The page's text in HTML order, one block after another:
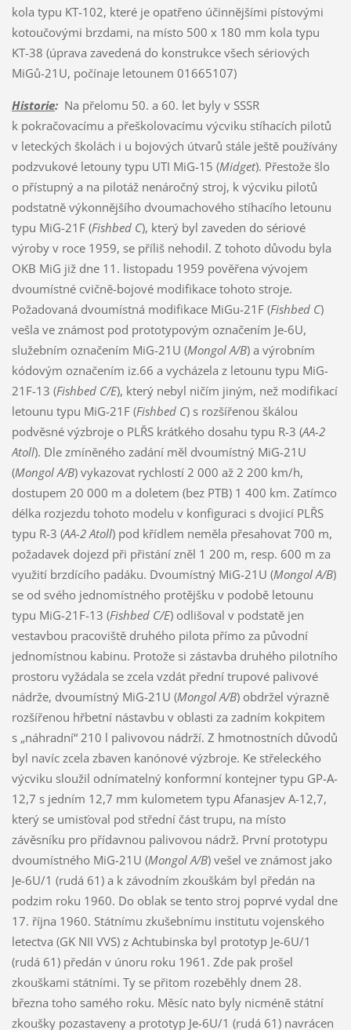
kola typu KT-102, které je opatřeno účinnějšími pístovými
kotoučovými brzdami, na místo 500 x 180 mm kola typu
KT-38 (úprava zavedená do konstrukce všech sériových
MiGů-21U, počínaje letounem 01665107)
Historie:Na přelomu 50. a 60. let byly v SSSR
k pokračovacímu a přeškolovacímu výcviku stíhacích pilotů
v leteckých školách i u bojových útvarů stále ještě používány
podzvukové letouny typu UTI MiG-15 (Midget). Přestože šlo
o přístupný a na pilotáž nenáročný stroj, k výcviku pilotů
podstatně výkonnějšího dvoumachového stíhacího letounu
typu MiG-21F (Fishbed C), který byl zaveden do sériové
výroby v roce 1959, se příliš nehodil. Z tohoto důvodu byla
OKB MiG již dne 11. listopadu 1959 pověřena vývojem
dvoumístné cvičně-bojové modifikace tohoto stroje.
Požadovaná dvoumístná modifikace MiGu-21F (Fishbed C)
vešla ve známost pod prototypovým označením Je-6U,
služebním označením MiG-21U (Mongol A/B) a výrobním
kódovým označením iz.66 a vycházela z letounu typu MiG-
21F-13 (Fishbed C/E), který nebyl ničím jiným, než modifikací
letounu typu MiG-21F (Fishbed C) s rozšířenou škálou
podvěsné výzbroje o PLŘS krátkého dosahu typu R-3 (AA-2
Atoll). Dle zmíněného zadání měl dvoumístný MiG-21U
(Mongol A/B) vykazovat rychlostí 2 000 až 2 200 km/h,
dostupem 20 000 m a doletem (bez PTB) 1 400 km. Zatímco
délka rozjezdu tohoto modelu v konfiguraci s dvojicí PLŘS
typu R-3 (AA-2 Atoll) pod křídlem neměla přesahovat 700 m,
požadavek dojezd při přistání zněl 1 200 m, resp. 600 m za
využití brzdícího padáku. Dvoumístný MiG-21U (Mongol A/B)
se od svého jednomístného protějšku v podobě letounu
typu MiG-21F-13 (Fishbed C/E) odlišoval v podstatě jen
vestavbou pracoviště druhého pilota přímo za původní
jednomístnou kabinu. Protože si zástavba druhého pilotního
prostoru vyžádala se zcela vzdát přední trupové palivové
nádrže, dvoumístný MiG-21U (Mongol A/B) obdržel výrazně
rozšířenou hřbetní nástavbu v oblasti za zadním kokpitem
s „náhradní“ 210 l palivovou nádrží. Z hmotnostních důvodů
byl navíc zcela zbaven kanónové výzbroje. Ke střeleckého
výcviku sloužil odnímatelný konformní kontejner typu GP-A-
12,7 s jedním 12,7 mm kulometem typu Afanasjev A-12,7,
který se umisťoval pod střední část trupu, na místo
závěsníku pro přídavnou palivovou nádrž. První prototypu
dvoumístného MiG-21U (Mongol A/B) vešel ve známost jako
Je-6U/1 (rudá 61) a k závodním zkouškám byl předán na
podzim roku 1960. Do oblak se tento stroj poprvé vydal dne
17. října 1960. Státnímu zkušebnímu institutu vojenského
letectva (GK NII VVS) z Achtubinska byl prototyp Je-6U/1
(rudá 61) předán v únoru roku 1961. Zde pak prošel
zkouškami státními. Ty se přitom rozeběhly dnem 28.
března toho samého roku. Měsíc nato byly nicméně státní
zkoušky pozastaveny a prototyp Je-6U/1 (rudá 61) navrácen